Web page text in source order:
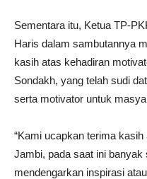
Sementara itu, Ketua TP-
Haris dalam sambutannya
kasih atas kehadiran
Sondakh, yang telah sudi
serta motivator untuk
“Kami ucapkan terima
Jambi, pada saat ini banyak
mendengarkan inspirasi